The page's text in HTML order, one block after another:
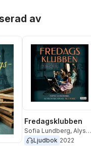
av
Fredagsklubben
Sofia Lundberg,
Richman,M.J Rose
Ljudbok 2022